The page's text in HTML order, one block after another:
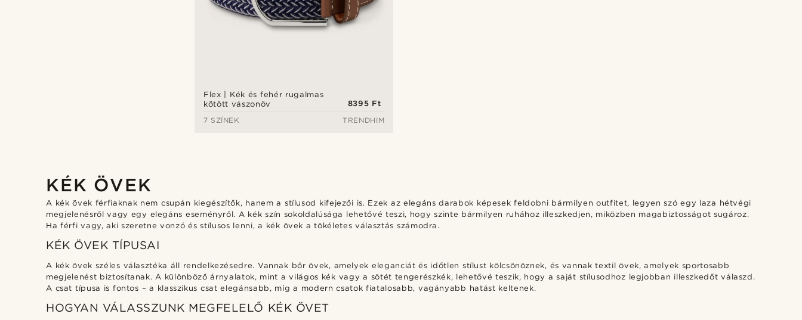
Flex | Kék és fehér rugalmas
kötött vászonöv
8395 Ft
7 SZÍNEK
TRENDHIM
KÉK ÖVEK
A kék övek férfiaknak nem csupán kiegészítők, hanem a stílusod kifejezői is. Ezek az elegáns darabok képesek feldobni bármilyen outfitet, legyen szó egy laza hétvégi
megjelenésről vagy egy elegáns eseményről. A kék szín sokoldalúsága lehetővé teszi, hogy szinte bármilyen ruhához illeszkedjen, miközben magabiztosságot sugároz.
Ha férfi vagy, aki szeretne vonzó és stílusos lenni, a kék övek a tökéletes választás számodra.
KÉK ÖVEK TÍPUSAI
A kék övek széles választéka áll rendelkezésedre. Vannak bőr övek, amelyek eleganciát és időtlen stílust kölcsönöznek, és vannak textil övek, amelyek sportosabb
megjelenést biztosítanak. A különböző árnyalatok, mint a világos kék vagy a sötét tengerészkék, lehetővé teszik, hogy a saját stílusodhoz legjobban illeszkedőt válaszd.
A csat típusa is fontos – a klasszikus csat elegánsabb, míg a modern csatok fiatalosabb, vagányabb hatást keltenek.
HOGYAN VÁLASSZUNK MEGFELELŐ KÉK ÖVET